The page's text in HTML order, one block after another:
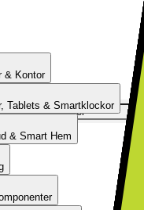
& Kontor
Tablets & Smartklockor
& Smart Hem